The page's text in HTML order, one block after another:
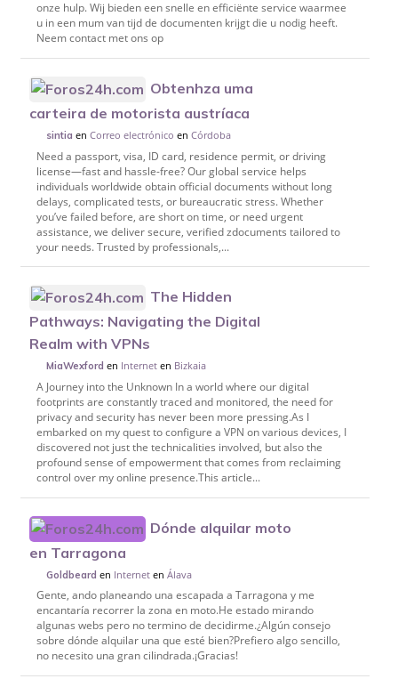
onze hulp. Wij bieden een snelle en efficiënte service waarmee
u in een mum van tijd de documenten krijgt die u nodig heeft.
Neem contact met ons op
Obtenhza uma
carteira de motorista austríaca
sintia enCorreo electrónico enCórdoba
Need a passport, visa, ID card, residence permit, or driving
license—fast and hassle-free? Our global service helps
individuals worldwide obtain official documents without long
delays, complicated tests, or bureaucratic stress. Whether
you’ve failed before, are short on time, or need urgent
assistance, we deliver secure, verified zdocuments tailored to
your needs. Trusted by professionals,...
The Hidden
Pathways: Navigating the Digital
Realm with VPNs
MiaWexford en Internet en Bizkaia
A Journey into the Unknown In a world where our digital
footprints are constantly traced and monitored, the need for
privacy and security has never been more pressing.As I
embarked on my quest to configure a VPN on various devices, I
discovered not just the technicalities involved, but also the
profound sense of empowerment that comes from reclaiming
control over my online presence.This article...
Dónde alquilar moto
en Tarragona
Goldbeard en Internet enÁlava
Gente, ando planeando una escapada a Tarragona y me
encantaría recorrer la zona en moto.He estado mirando
algunas webs pero no termino de decidirme.¿Algún consejo
sobre dónde alquilar una que esté bien?Prefiero algo sencillo,
no necesito una gran cilindrada.¡Gracias!